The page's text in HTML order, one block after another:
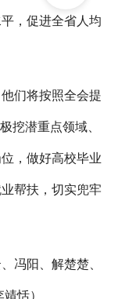
，促进全省人均
们将按照全会提
挖潜重点领域、
，做好高校毕业
帮扶，切实兜牢
冯阳、解楚楚、
恬）